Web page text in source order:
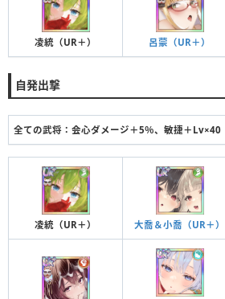
凌統（UR＋） 呂蒙（UR＋）
自発出撃
全ての武将：会心ダメージ＋5％、敏捷＋Lv×40
凌統（UR＋） 大喬＆小喬（UR＋）